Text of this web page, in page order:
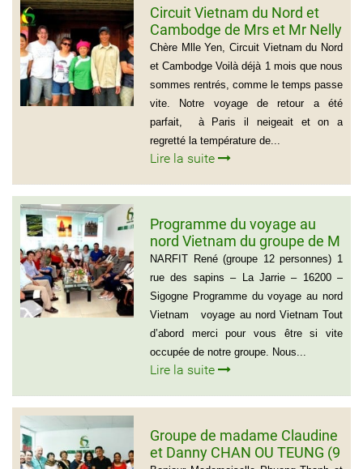
Circuit Vietnam du Nord et
Cambodge de Mrs et Mr Nelly
et Christian BROSSARD
Chère Mlle Yen, Circuit Vietnam du Nord
et Cambodge Voilà déjà 1 mois que nous
sommes rentrés, comme le temps passe
vite. Notre voyage de retour a été
parfait, à Paris il neigeait et on a
regretté la température de...
Lire la suite
Programme du voyage au
nord Vietnam du groupe de M
NARFIT RENÉ(12
PERSONNES)
NARFIT René (groupe 12 personnes) 1
rue des sapins – La Jarrie – 16200 –
Sigogne Programme du voyage au nord
Vietnam voyage au nord Vietnam Tout
d’abord merci pour vous être si vite
occupée de notre groupe. Nous...
Lire la suite
Groupe de madame Claudine
et Danny CHAN OU TEUNG (9